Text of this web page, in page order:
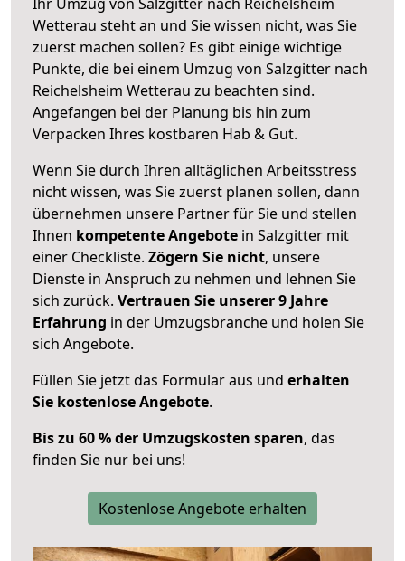
Wetterau steht an und Sie wissen nicht, was Sie
zuerst machen sollen? Es gibt einige wichtige
Punkte, die bei einem Umzug von Salzgitter nach
Reichelsheim Wetterau zu beachten sind.
Angefangen bei der Planung bis hin zum
Verpacken Ihres kostbaren Hab & Gut.
Wenn Sie durch Ihren alltäglichen Arbeitsstress
nicht wissen, was Sie zuerst planen sollen, dann
übernehmen unsere Partner für Sie und stellen
Ihnen kompetente Angebote in Salzgitter mit
einer Checkliste. Zögern Sie nicht, unsere
Dienste in Anspruch zu nehmen und lehnen Sie
sich zurück. Vertrauen Sie unserer 9 Jahre
Erfahrung in der Umzugsbranche und holen Sie
sich Angebote.
Füllen Sie jetzt das Formular aus und erhalten
Sie kostenlose Angebote.
Bis zu 60 % der Umzugskosten sparen, das
finden Sie nur bei uns!
Kostenlose Angebote erhalten